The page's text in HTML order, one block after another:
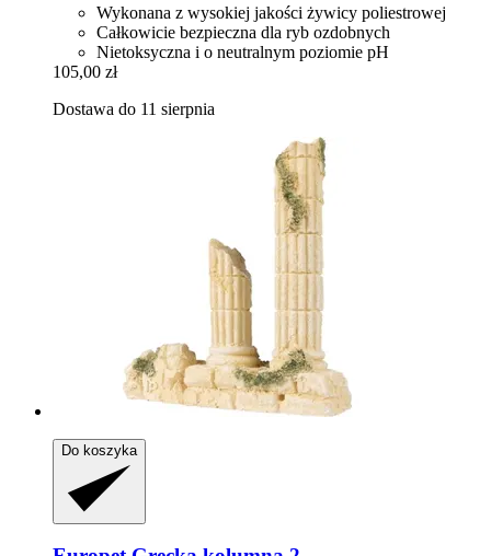
Wykonana z wysokiej jakości żywicy poliestrowej
Całkowicie bezpieczna dla ryb ozdobnych
Nietoksyczna i o neutralnym poziomie pH
105,00 zł
Dostawa do 11 sierpnia
Do koszyka